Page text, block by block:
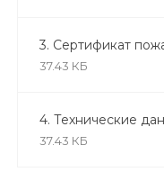
3. Сертификат
37.43 КБ
4. Технические
37.43 КБ